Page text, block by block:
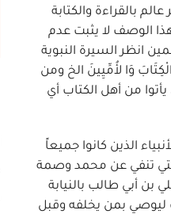
بالقراءة والكتابة
هو ما وصفه به القرآن بأنه النبي الأمي (سورة الأعراف 7: 156 و157) إلا أن هذا الوصف لا يثبت عدم
بعض محققي المسلمين انظر السيرة النبوية
آية 20 في قوله وَقُلْ لِلَّذِينَ أُوتُوا الْكِتَابَ وَا لأُمِّيِينَ الخ ومن
من أهل الكتاب أي
الذين كانوا جميعاً
تنفي عن محمد وصمة
بن أبي طالب بالنيابة
ليوصي بمن يخلفه وقبل